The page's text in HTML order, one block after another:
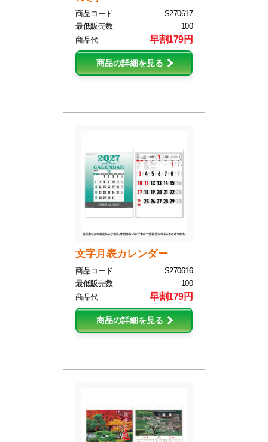
商品コード
S270617
最低販売数
100
商品代
早割179円
商品の詳細を見る
文字月表カレンダー
商品コード
S270616
最低販売数
100
商品代
早割179円
商品の詳細を見る